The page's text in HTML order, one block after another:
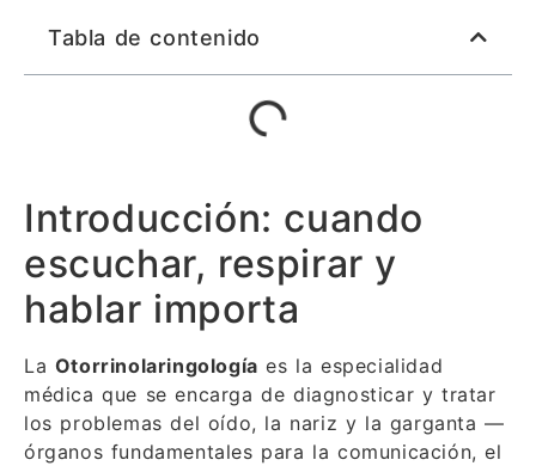
Tabla de contenido
Introducción: cuando
escuchar, respirar y
hablar importa
La Otorrinolaringología es la especialidad
médica que se encarga de diagnosticar y tratar
los problemas del oído, la nariz y la garganta —
órganos fundamentales para la comunicación, el